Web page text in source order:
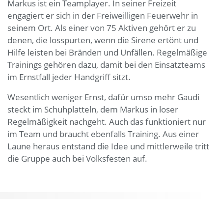
Markus ist ein Teamplayer. In seiner Freizeit
engagiert er sich in der Freiweilligen Feuerwehr in
seinem Ort. Als einer von 75 Aktiven gehört er zu
denen, die losspurten, wenn die Sirene ertönt und
Hilfe leisten bei Bränden und Unfällen. Regelmäßige
Trainings gehören dazu, damit bei den Einsatzteams
im Ernstfall jeder Handgriff sitzt.
Wesentlich weniger Ernst, dafür umso mehr Gaudi
steckt im Schuhplatteln, dem Markus in loser
Regelmäßigkeit nachgeht. Auch das funktioniert nur
im Team und braucht ebenfalls Training. Aus einer
Laune heraus entstand die Idee und mittlerweile tritt
die Gruppe auch bei Volksfesten auf.